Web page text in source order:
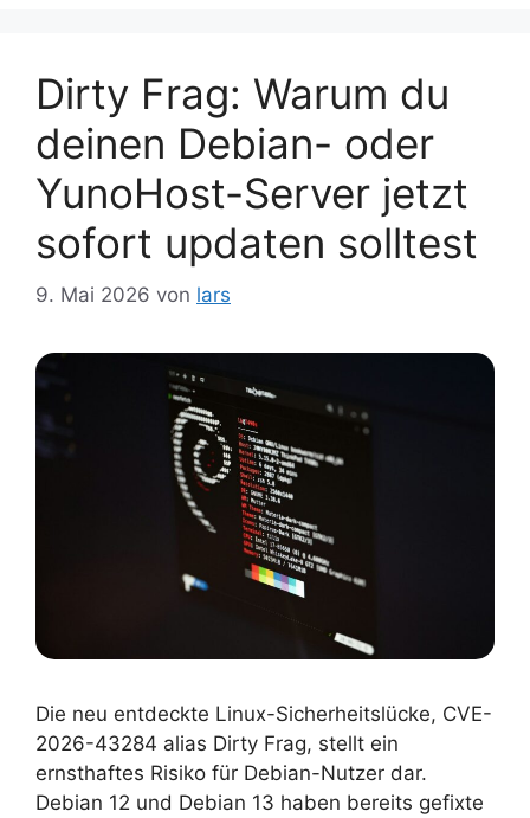
Dirty Frag: Warum du
deinen Debian- oder
YunoHost-Server jetzt
sofort updaten solltest
9. Mai 2026 von lars
Die neu entdeckte Linux-Sicherheitslücke, CVE-
2026-43284 alias Dirty Frag, stellt ein
ernsthaftes Risiko für Debian-Nutzer dar.
Debian 12 und Debian 13 haben bereits gefixte